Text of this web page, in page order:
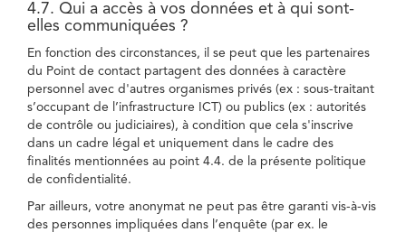
4.7. Qui a accès à vos données et à qui sont-
elles communiquées ?
En fonction des circonstances, il se peut que les partenaires
du Point de contact partagent des données à caractère
personnel avec d'autres organismes privés (ex : sous-traitant
s’occupant de l’infrastructure ICT) ou publics (ex : autorités
de contrôle ou judiciaires), à condition que cela s'inscrive
dans un cadre légal et uniquement dans le cadre des
finalités mentionnées au point 4.4. de la présente politique
de confidentialité.
Par ailleurs, votre anonymat ne peut pas être garanti vis-à-vis
des personnes impliquées dans l’enquête (par ex. le